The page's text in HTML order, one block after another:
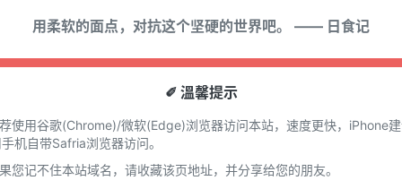
用柔软的面点，对抗这个坚硬的世界吧。 —— 日食记
✐ 溫馨提示
使用谷歌(Chrome)/微软(Edge)浏览器访问本站，速度更快，iPhone
机自带Safria浏览器访问。
您记不住本站域名，请收藏该页地址，并分享给您的朋友。